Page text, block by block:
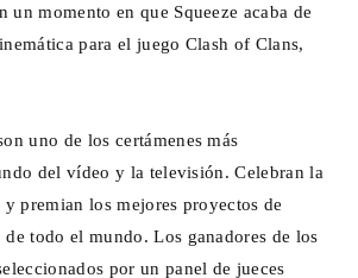
un momento en que Squeeze acaba de
para el juego Clash of Clans,
uno de los certámenes más
del vídeo y la televisión. Celebran la
premian los mejores proyectos de
todo el mundo. Los ganadores de los
por un panel de jueces